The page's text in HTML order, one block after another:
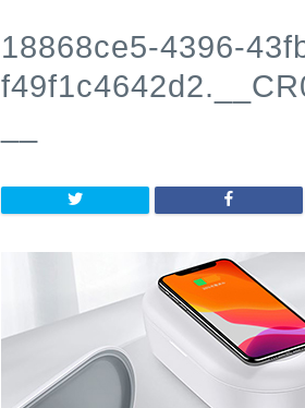
18868ce5-4396-